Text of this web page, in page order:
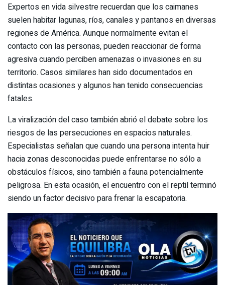
Expertos en vida silvestre recuerdan que los caimanes
suelen habitar lagunas, ríos, canales y pantanos en diversas
regiones de América. Aunque normalmente evitan el
contacto con las personas, pueden reaccionar de forma
agresiva cuando perciben amenazas o invasiones en su
territorio. Casos similares han sido documentados en
distintas ocasiones y algunos han tenido consecuencias
fatales.
La viralización del caso también abrió el debate sobre los
riesgos de las persecuciones en espacios naturales.
Especialistas señalan que cuando una persona intenta huir
hacia zonas desconocidas puede enfrentarse no sólo a
obstáculos físicos, sino también a fauna potencialmente
peligrosa. En esta ocasión, el encuentro con el reptil terminó
siendo un factor decisivo para frenar la escapatoria.